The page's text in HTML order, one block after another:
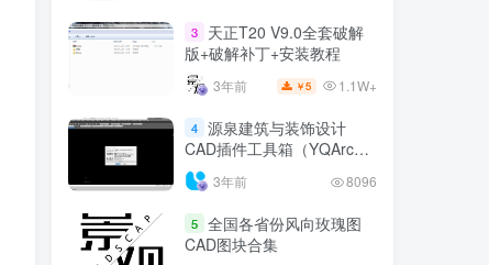
3
天正T20 V9.0全套破解
版+破解补丁+安装教程
3年前 ￥5 1.1W+
4 源泉建筑与装饰设计
CAD插件工具箱（YQArch
6.7.4）
3年前 8096
5 全国各省份风向玫瑰图
CAD图块合集